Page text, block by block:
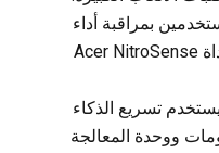
بمراقبة أداء
النظام وتخصيص التبريد باستخدام أداة Acer NitroSense
تسريع الذكاء
ووحدة المعالجة